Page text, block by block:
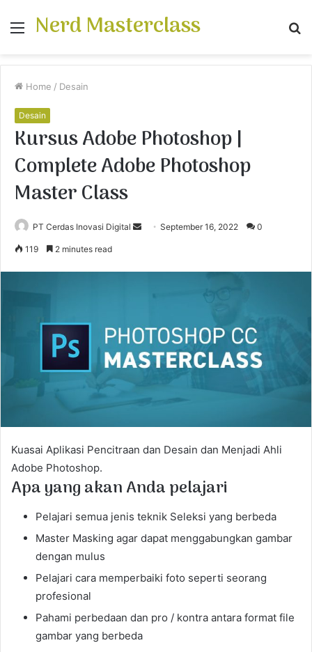
Menu
Nerd Masterclass
Home / Desain
Desain
Kursus Adobe Photoshop |
Complete Adobe Photoshop
Master Class
PT Cerdas Inovasi Digital
e
m
a
September 16, 2022 0
119 2 minutes read
Kuasai Aplikasi Pencitraan dan Desain dan Menjadi Ahli
Adobe Photoshop.
Apa yang akan Anda pelajari
Pelajari semua jenis teknik Seleksi yang berbeda
Master Masking agar dapat menggabungkan gambar
dengan mulus
Pelajari cara memperbaiki foto seperti seorang
profesional
Pahami perbedaan dan pro / kontra antara format file
gambar yang berbeda